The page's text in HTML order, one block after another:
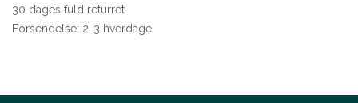
30 dages fuld returret
Forsendelse: 2-3 hverdage